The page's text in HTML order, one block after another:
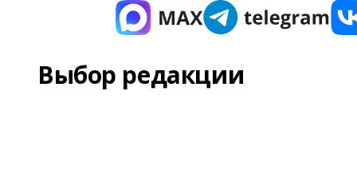
Выбор редакции